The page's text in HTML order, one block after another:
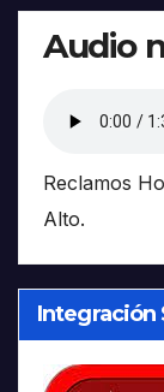
Audio
Reclamos
Alto.
Integración